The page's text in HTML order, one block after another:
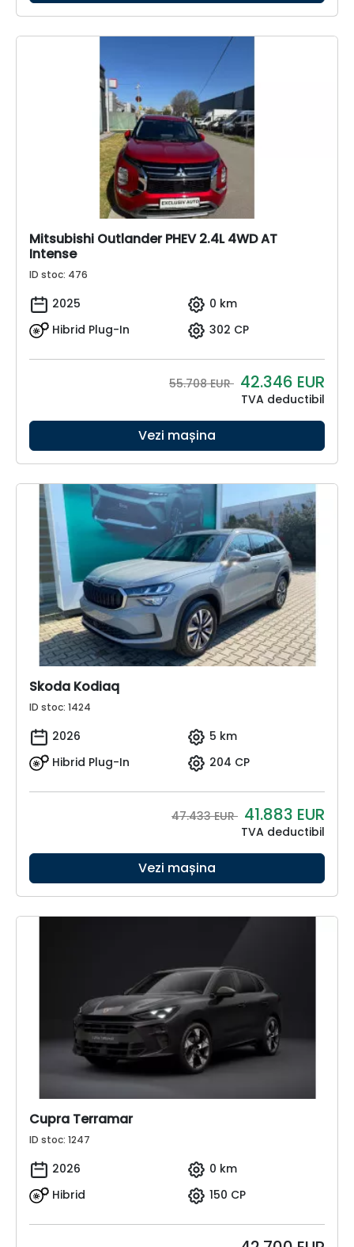
Mitsubishi Outlander PHEV 2.4L 4WD AT
Intense
ID stoc: 476
2025
0 km
Hibrid Plug-In
302 CP
55.708 EUR 42.346 EUR
TVA deductibil
Vezi mașina
Skoda Kodiaq
ID stoc: 1424
2026
5 km
Hibrid Plug-In
204 CP
47.433 EUR 41.883 EUR
TVA deductibil
Vezi mașina
Cupra Terramar
ID stoc: 1247
2026
0 km
Hibrid
150 CP